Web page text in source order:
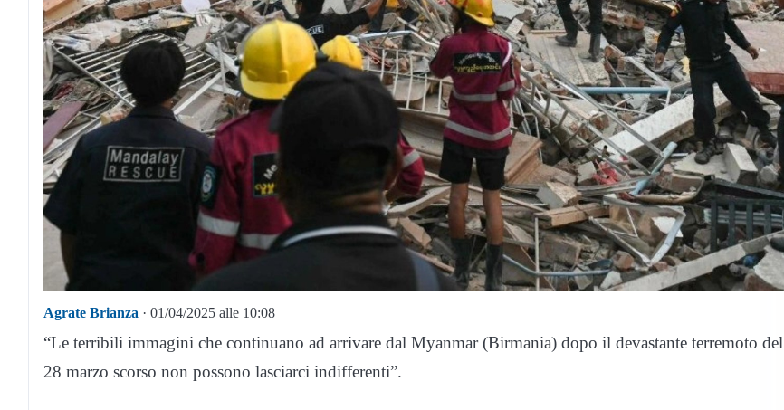
Agrate Brianza · 01/04/2025 alle 10:08
“Le terribili immagini che continuano ad arrivare dal Myanmar (Birmania) dopo il devastante terremoto del
28 marzo scorso non possono lasciarci indifferenti”.